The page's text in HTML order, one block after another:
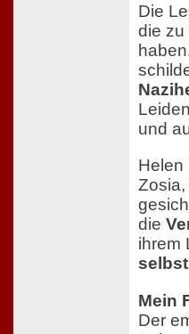
Die
die zu
und
Helen
die
ihrem
Mein
Der